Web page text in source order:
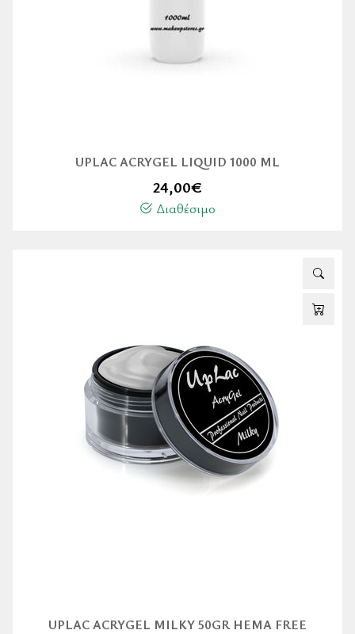
UPLAC ACRYGEL LIQUID 1000 ML
24,00€
Διαθέσιμο
UPLAC ACRYGEL MILKY 50GR HEMA FREE